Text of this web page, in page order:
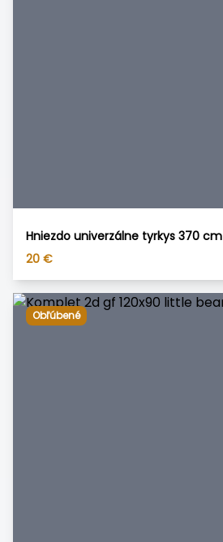
Hniezdo univerzálne tyrkys 370 cm
20 €
Obľúbené